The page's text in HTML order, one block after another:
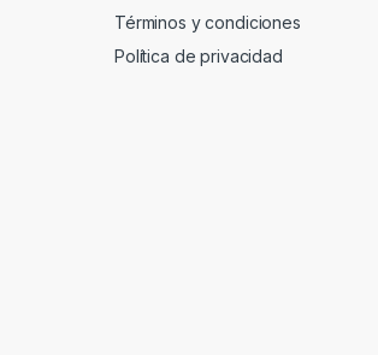
Términos y condiciones
Política de privacidad